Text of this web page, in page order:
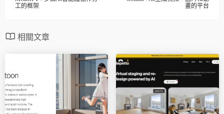
工的框架
畫的平台
相關文章